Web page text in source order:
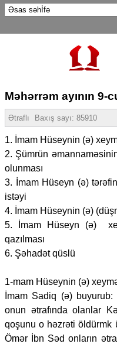
Məhərrəm ayının 9-
Ətraflı Baxış sayı: 85910
1. İmam Hüseynin (ə)
2. Şümrün
olunması
3. İmam Hüseyn (ə)
istəyi
4. İmam Hüseynin (ə)
5. İmam Hüseyn (ə)
qazılması
6. Şəhadət qüslü
1-mam Hüseynin (ə)
İmam Sadiq (ə)
onun ətrafında olanlar
qoşunu o həzrəti öldürmk
Ömər İbn Səd onların